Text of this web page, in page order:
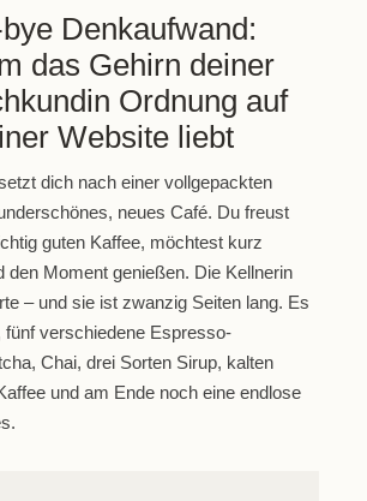
Denkaufwand:
das Gehirn deiner
Ordnung auf
Website liebt
dich nach einer vollgepackten
neues Café. Du freust
guten Kaffee, möchtest kurz
den Moment genießen. Die Kellnerin
– und sie ist zwanzig Seiten lang. Es
fünf verschiedene Espresso-
Chai, drei Sorten Sirup, kalten
und am Ende noch eine endlose